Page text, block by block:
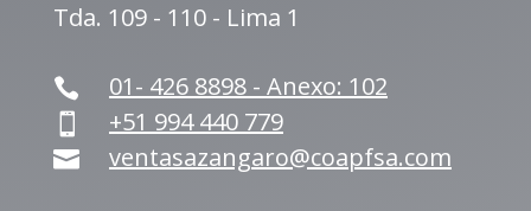
Tda. 109 - 110 - Lima 1
 01- 426 8898 - Anexo: 102
 +51 994 440 779
 ventasazangaro@coapfsa.com